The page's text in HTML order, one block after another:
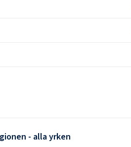
- alla yrken